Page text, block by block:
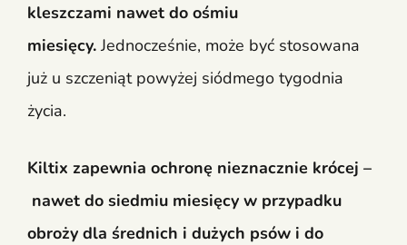
kleszczami nawet do ośmiu
miesięcy.Jednocześnie, może być stosowana
już u szczeniąt powyżej siódmego tygodnia
życia.
Kiltix zapewnia ochronę nieznacznie krócej –
nawet do siedmiu miesięcy w przypadku
obroży dla średnich i dużych psów i do